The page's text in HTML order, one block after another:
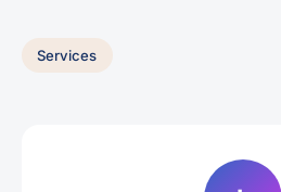
Services